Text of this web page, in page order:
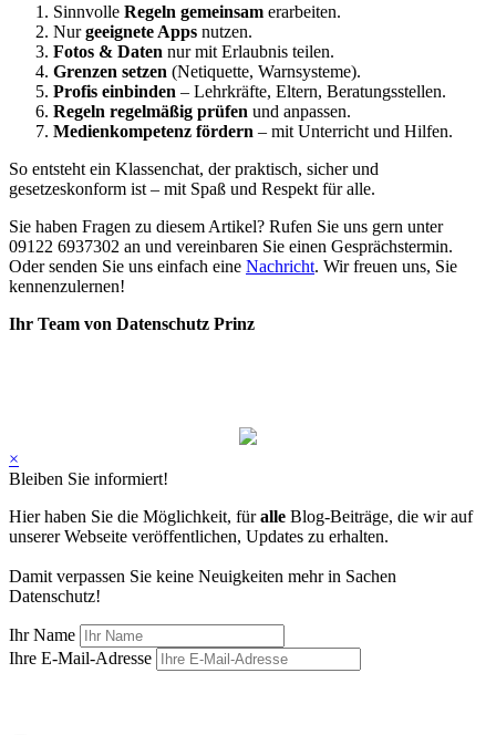
Sinnvolle Regeln gemeinsam erarbeiten.
Nurgeeignete Apps nutzen.
Fotos & Daten nur mit Erlaubnis teilen.
Grenzen setzen (Netiquette, Warnsysteme).
Profis einbinden – Lehrkräfte, Eltern, Beratungsstellen.
Regeln regelmäßig prüfen und anpassen.
Medienkompetenz fördern – mit Unterricht und Hilfen.
So entsteht ein Klassenchat, der praktisch, sicher und
gesetzeskonform ist – mit Spaß und Respekt für alle.
Sie haben Fragen zu diesem Artikel? Rufen Sie uns gern unter
09122 6937302 an und vereinbaren Sie einen Gesprächstermin.
Oder senden Sie uns einfach eine Nachricht. Wir freuen uns, Sie
kennenzulernen!
Ihr Team von Datenschutz Prinz
×
Bleiben Sie informiert!
Hier haben Sie die Möglichkeit, füralle Blog-Beiträge, die wir auf
unserer Webseite veröffentlichen, Updates zu erhalten.
Damit verpassen Sie keine Neuigkeiten mehr in Sachen
Datenschutz!
Ihr Name
Ihre E-Mail-Adresse